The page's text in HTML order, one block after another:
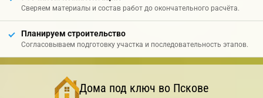
Сверяем материалы и состав работ до окончательного расчёта.
Планируем строительство
Согласовываем подготовку участка и последовательность этапов.
Дома под ключ во Пскове